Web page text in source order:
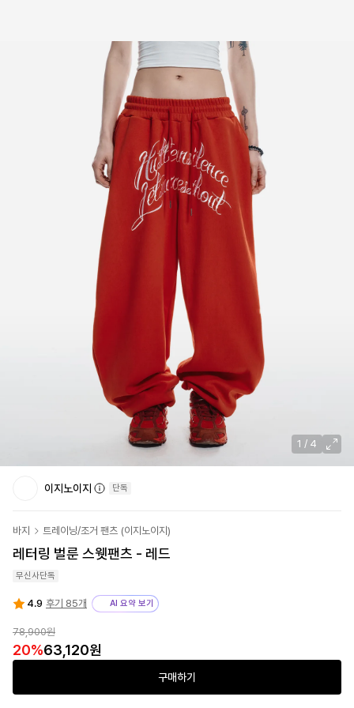
1 / 4
이지노이지 단독
바지 트레이닝/조거 팬츠 (이지노이지)
레터링 벌룬 스웻팬츠 - 레드
무신사단독
4.9 후기 85개 AI 요약 보기
78,900원
20%63,120원
구매하기